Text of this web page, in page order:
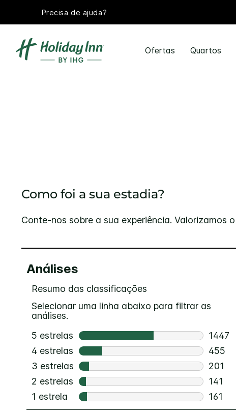
Precisa de ajuda?
Ofertas Quartos
Como foi a sua estadia?
Conte-nos sobre a sua experiência. Valorizamos